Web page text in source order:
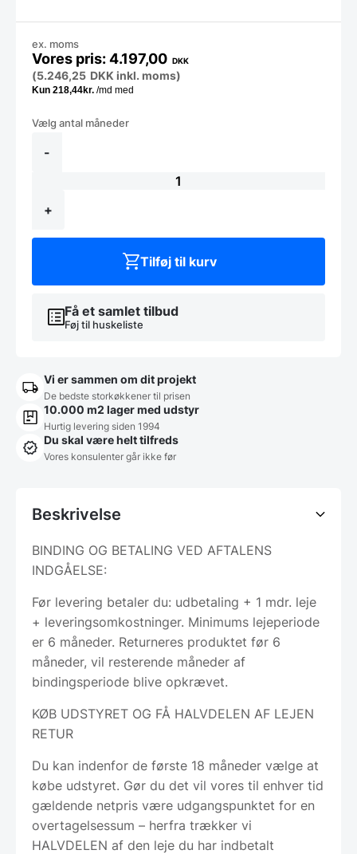
-
LANGTIDSLEJE
Hætteopvasker
maskine
+
4.197,00 DKK
ex. moms
(5.246,25 DKK inkl. moms)
Få et samlet tilbud
Føj til huskeliste
Tilføj til kurv
Vi er sammen om dit projekt
De bedste storkøkkener til prisen
10.000 m2 lager med udstyr
Hurtig levering siden 1994
Du skal være helt tilfreds
Vores konsulenter går ikke før
Beskrivelse
BINDING OG BETALING VED AFTALENS
INDGÅELSE:
Før levering betaler du: udbetaling + 1 mdr. leje
+ leveringsomkostninger. Minimums lejeperiode
er 6 måneder. Returneres produktet før 6
måneder, vil resterende måneder af
bindingsperiode blive opkrævet.
KØB UDSTYRET OG FÅ HALVDELEN AF LEJEN
RETUR
Du kan indenfor de første 18 måneder vælge at
købe udstyret. Gør du det vil vores til enhver tid
gældende netpris være udgangspunktet for en
overtagelsessum – herfra trækker vi
HALVDELEN af den leje du har indbetalt